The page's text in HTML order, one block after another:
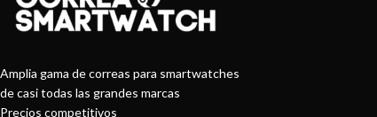
Amplia gama de correas para smartwatches
de casi todas las grandes marcas
Precios competitivos